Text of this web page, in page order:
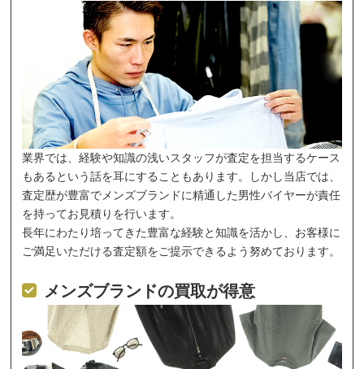
業界では、経験や知識の浅いスタッフが査定を担当するケース
もあるという話を耳にすることもあります。しかし当店では、
査定歴が豊富でメンズブランドに精通した男性バイヤーが責任
を持ってお見積りを行います。
長年にわたり培ってきた豊富な経験と知識を活かし、お客様に
ご満足いただける査定額をご提示できるよう努めております。
メンズブランドの買取が得意